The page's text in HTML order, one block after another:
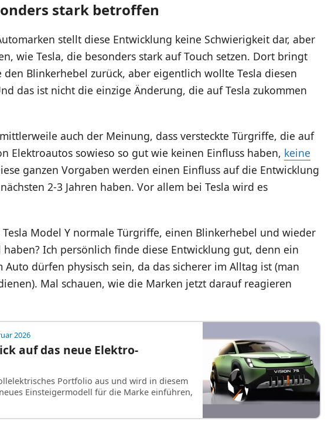
stark betroffen
stellt diese Entwicklung keine Schwierigkeit dar, aber
wie Tesla, die besonders stark auf Touch setzen. Dort bringt
den Blinkerhebel zurück, aber eigentlich wollte Tesla diesen
das ist nicht die einzige Änderung, die auf Tesla zukommen
auch der Meinung, dass versteckte Türgriffe, die auf
Elektroautos sowieso so gut wie keinen Einfluss haben, keine
ganzen Vorgaben werden einen Einfluss auf die Entwicklung
2-3 Jahren haben. Vor allem bei Tesla wird es
Tesla Model Y normale Türgriffe, einen Blinkerhebel und wieder
haben? Ich persönlich finde diese Entwicklung gut, denn ein
Auto dürfen physisch sein, da das sicherer im Alltag ist (man
Mal schauen, wie die Marken jetzt darauf reagieren
2026
auf das neue Elektro-
Portfolio aus und wird in diesem
Einsteigermodell für die Marke einführen,